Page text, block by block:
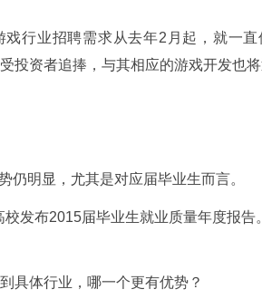
戏行业招聘需求从去年2月起，就一
投资者追捧，与其相应的游戏开发也将
仍明显，尤其是对应届毕业生而言。
发布2015届毕业生就业质量年度报
具体行业，哪一个更有优势？